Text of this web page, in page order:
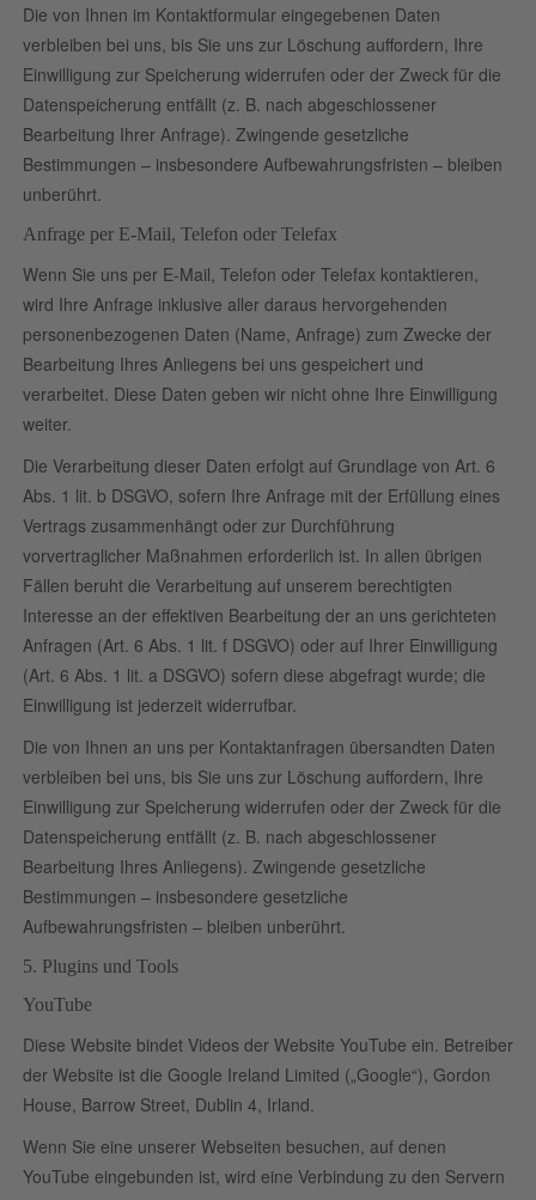
Die von Ihnen im Kontaktformular eingegebenen Daten
verbleiben bei uns, bis Sie uns zur Löschung auffordern, Ihre
Einwilligung zur Speicherung widerrufen oder der Zweck für die
Datenspeicherung entfällt (z. B. nach abgeschlossener
Bearbeitung Ihrer Anfrage). Zwingende gesetzliche
Bestimmungen – insbesondere Aufbewahrungsfristen – bleiben
unberührt.
Anfrage per E-Mail, Telefon oder Telefax
Wenn Sie uns per E-Mail, Telefon oder Telefax kontaktieren,
wird Ihre Anfrage inklusive aller daraus hervorgehenden
personenbezogenen Daten (Name, Anfrage) zum Zwecke der
Bearbeitung Ihres Anliegens bei uns gespeichert und
verarbeitet. Diese Daten geben wir nicht ohne Ihre Einwilligung
weiter.
Die Verarbeitung dieser Daten erfolgt auf Grundlage von Art. 6
Abs. 1 lit. b DSGVO, sofern Ihre Anfrage mit der Erfüllung eines
Vertrags zusammenhängt oder zur Durchführung
vorvertraglicher Maßnahmen erforderlich ist. In allen übrigen
Fällen beruht die Verarbeitung auf unserem berechtigten
Interesse an der effektiven Bearbeitung der an uns gerichteten
Anfragen (Art. 6 Abs. 1 lit. f DSGVO) oder auf Ihrer Einwilligung
(Art. 6 Abs. 1 lit. a DSGVO) sofern diese abgefragt wurde; die
Einwilligung ist jederzeit widerrufbar.
Die von Ihnen an uns per Kontaktanfragen übersandten Daten
verbleiben bei uns, bis Sie uns zur Löschung auffordern, Ihre
Einwilligung zur Speicherung widerrufen oder der Zweck für die
Datenspeicherung entfällt (z. B. nach abgeschlossener
Bearbeitung Ihres Anliegens). Zwingende gesetzliche
Bestimmungen – insbesondere gesetzliche
Aufbewahrungsfristen – bleiben unberührt.
5. Plugins und Tools
YouTube
Diese Website bindet Videos der Website YouTube ein. Betreiber
der Website ist die Google Ireland Limited („Google“), Gordon
House, Barrow Street, Dublin 4, Irland.
Wenn Sie eine unserer Webseiten besuchen, auf denen
YouTube eingebunden ist, wird eine Verbindung zu den Servern